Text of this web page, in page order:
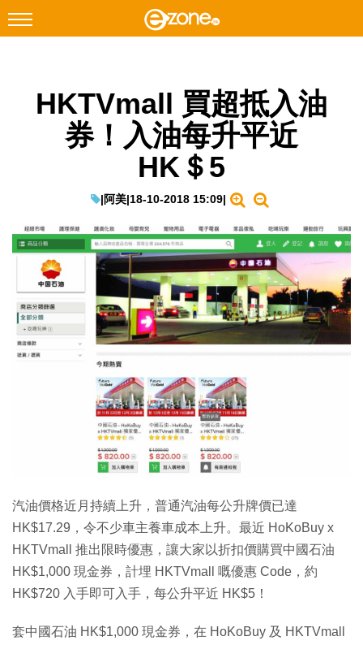
Facebook Instagram
教學評測
EduTech
IT Times
生成式AI與雲端應用
Enterprise Digital Transformation
HKTVmall 買超抵入油
券！入油每升平近
HK＄5
|阿美|18-10-2018 15:09|
汽油價格近月持續上升，普通汽油每公升牌價已達
HK$17.29，令不少車主養車成本上升。最近 HoKoBuy x
HKTVmall 推出限時優惠，讓大家以折扣價購買中國石油
HK$1,000 現金券，計埋 HKTVmall 嘅優惠 Code，約
HK$720 入手即可入手，每公升平近 HK$5！
套中國石油 HK$1,000 現金券，在 HoKoBuy 及 HKTVmall